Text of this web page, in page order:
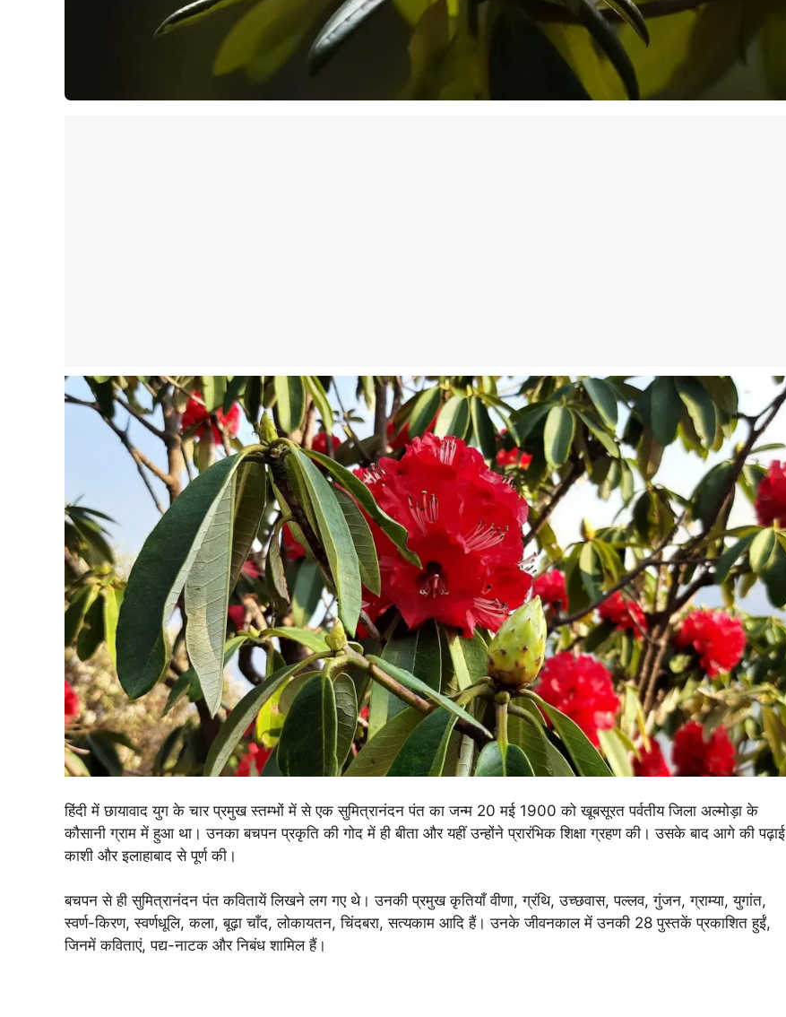
हिंदी में छायावाद युग के चार प्रमुख स्तम्भों में से एक सुमित्रानंदन पंत का जन्म 20 मई 1900 को खूबसूरत पर्वतीय जिला अल्मोड़ा के
कौसानी ग्राम में हुआ था। उनका बचपन प्रकृति की गोद में ही बीता और यहीं उन्होंने प्रारंभिक शिक्षा ग्रहण की। उसके बाद आगे की पढ़ाई
काशी और इलाहाबाद से पूर्ण की।
बचपन से ही सुमित्रानंदन पंत कवितायें लिखने लग गए थे। उनकी प्रमुख कृतियाँ वीणा, ग्रंथि, उच्छवास, पल्लव, गुंजन, ग्राम्या, युगांत,
स्वर्ण-किरण, स्वर्णधूलि, कला, बूढ़ा चाँद, लोकायतन, चिंदबरा, सत्यकाम आदि हैं। उनके जीवनकाल में उनकी 28 पुस्तकें प्रकाशित हुईं,
जिनमें कविताएं, पद्य-नाटक और निबंध शामिल हैं।